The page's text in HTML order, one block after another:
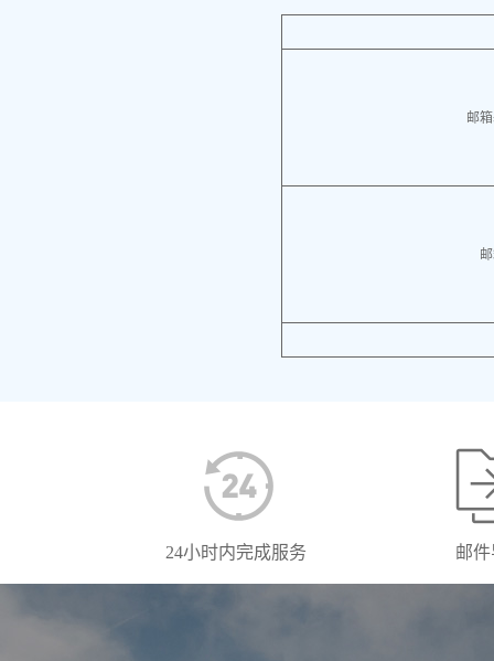
邮
24小时内完成服务 邮